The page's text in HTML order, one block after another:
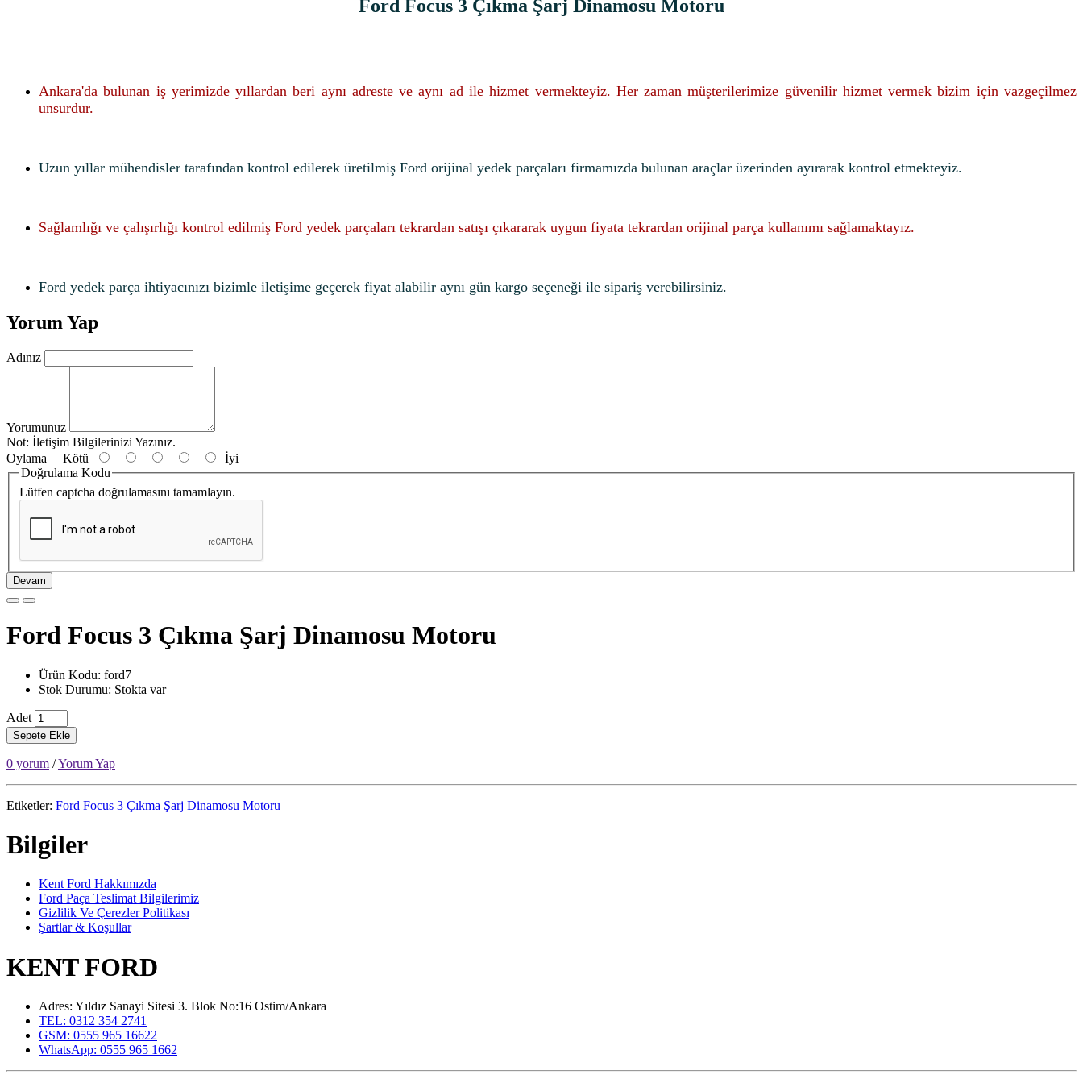
Ford Focus 3 Çıkma Şarj Dinamosu Motoru
Ankara'da bulunan iş yerimizde yıllardan beri aynı adreste ve aynı ad ile hizmet vermekteyiz. Her zaman müşterilerimize güvenilir hizmet vermek bizim için vazgeçilmez
unsurdur.
Uzun yıllar mühendisler tarafından kontrol edilerek üretilmiş Ford orijinal yedek parçaları firmamızda bulunan araçlar üzerinden ayırarak kontrol etmekteyiz.
Sağlamlığı ve çalışırlığı kontrol edilmiş Ford yedek parçaları tekrardan satışı çıkararak uygun fiyata tekrardan orijinal parça kullanımı sağlamaktayız.
Ford yedek parça ihtiyacınızı bizimle iletişime geçerek fiyat alabilir aynı gün kargo seçeneği ile sipariş verebilirsiniz.
Yorum Yap
Adınız
Yorumunuz
Not: İletişim Bilgilerinizi Yazınız.
Oylama Kötü
İyi
Doğrulama Kodu
Lütfen captcha doğrulamasını tamamlayın.
Devam
Ford Focus 3 Çıkma Şarj Dinamosu Motoru
Ürün Kodu: ford7
Stok Durumu: Stokta var
Adet
Sepete Ekle
0 yorum /Yorum Yap
Etiketler: Ford Focus 3 Çıkma Şarj Dinamosu Motoru
Bilgiler
Kent Ford Hakkımızda
Ford Paça Teslimat Bilgilerimiz
Gizlilik Ve Çerezler Politikası
Şartlar & Koşullar
KENT FORD
Adres: Yıldız Sanayi Sitesi 3. Blok No:16 Ostim/Ankara
TEL: 0312 354 2741
GSM: 0555 965 16622
WhatsApp: 0555 965 1662